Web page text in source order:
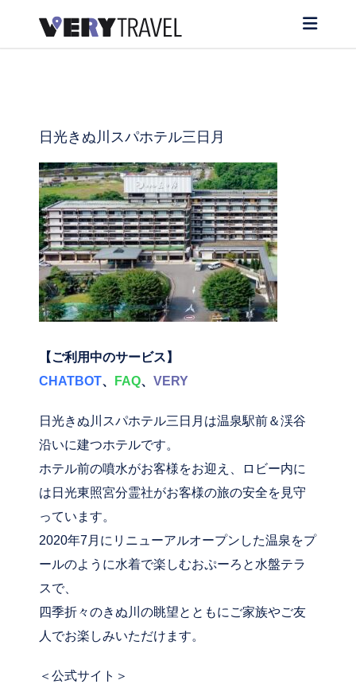
日光きぬ川スパホテル三日月
【ご利用中のサービス】
CHATBOT、 FAQ、 VERY
日光きぬ川スパホテル三日月は温泉駅前＆渓谷
沿いに建つホテルです。
ホテル前の噴水がお客様をお迎え、ロビー内に
は日光東照宮分霊社がお客様の旅の安全を見守
っています。
2020年7月にリニューアルオープンした温泉をプ
ールのように水着で楽しむおぷーろと水盤テラ
スで、
四季折々のきぬ川の眺望とともにご家族やご友
人でお楽しみいただけます。
＜公式サイト＞